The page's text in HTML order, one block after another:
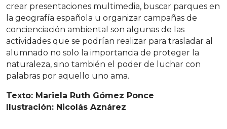
crear presentaciones multimedia, buscar parques en
la geografía española u organizar campañas de
concienciación ambiental son algunas de las
actividades que se podrían realizar para trasladar al
alumnado no solo la importancia de proteger la
naturaleza, sino también el poder de luchar con
palabras por aquello uno ama.
Texto: Mariela Ruth Gómez Ponce
Ilustración: Nicolás Aznárez